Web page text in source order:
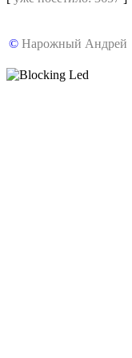
© Нарожный Андрей